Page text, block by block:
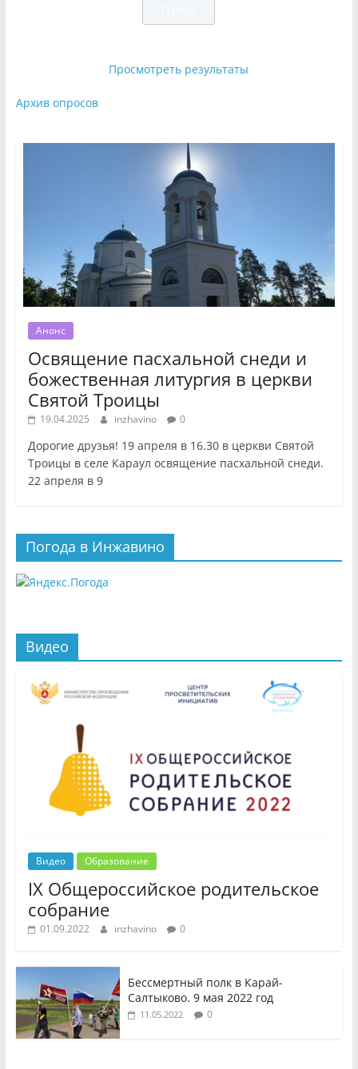
Просмотреть результаты
Архив опросов
Анонс
Освящение пасхальной снеди и
божественная литургия в церкви
Святой Троицы
19.04.2025 inzhavino 0
Дорогие друзья! 19 апреля в 16.30 в церкви Святой
Троицы в селе Караул освящение пасхальной снеди.
22 апреля в 9
Погода в Инжавино
Видео
Видео Образование
IX Общероссийское родительское
собрание
01.09.2022 inzhavino 0
Бессмертный полк в Карай-
Салтыково. 9 мая 2022 год
11.05.2022 0